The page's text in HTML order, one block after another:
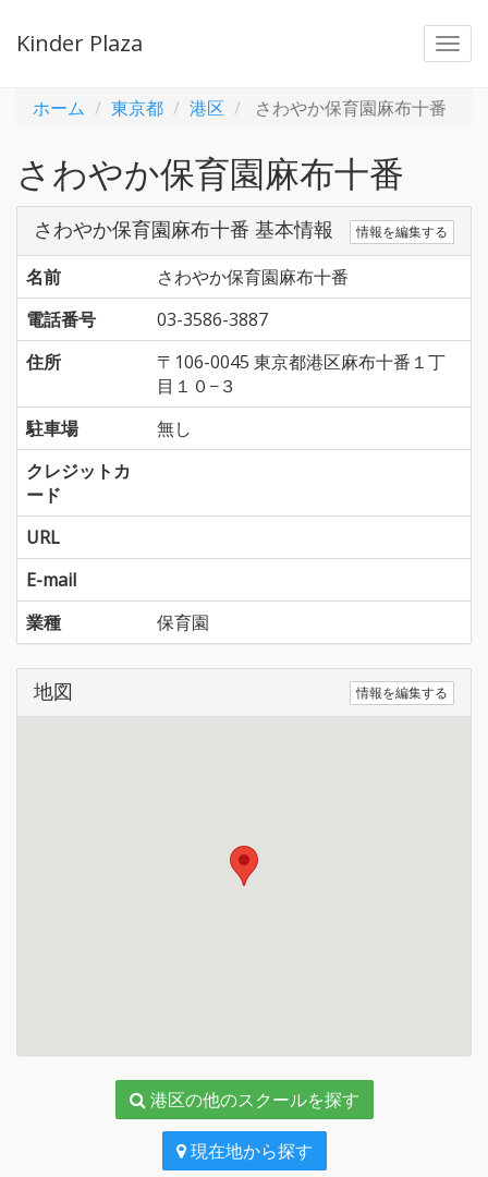
Kinder Plaza
ホーム 東京都 港区 さわやか保育園麻布十番
さわやか保育園麻布十番
さわやか保育園麻布十番 基本情報 情報を編集する
名前
さわやか保育園麻布十番
電話番号
03-3586-3887
住所
〒106-0045 東京都港区麻布十番１丁
目１０−３
駐車場
無し
クレジットカ
ード
URL
E-mail
業種
保育園
地図 情報を編集する
港区の他のスクールを探す
現在地から探す